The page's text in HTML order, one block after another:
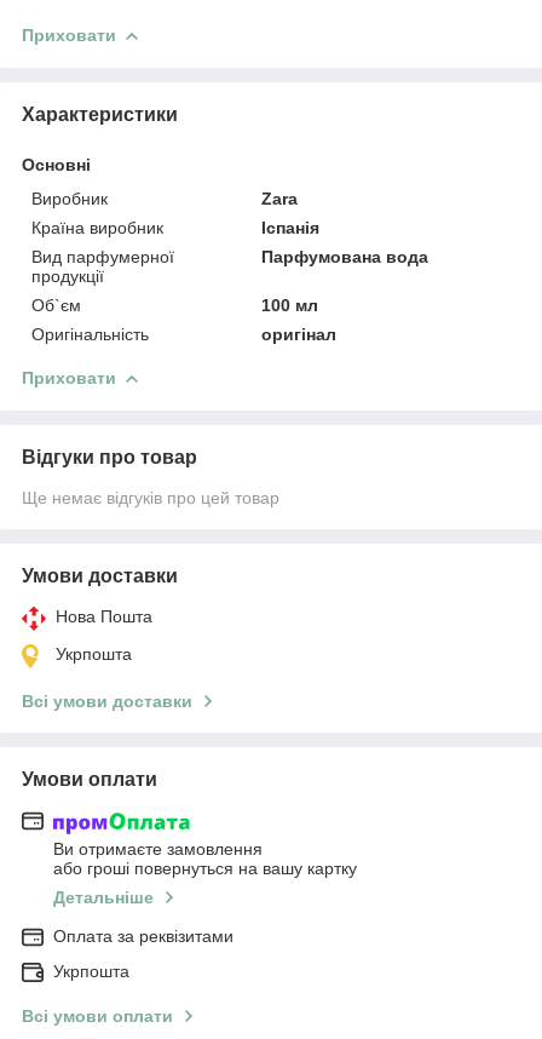
Приховати
Характеристики
Основні
Виробник
Zara
Країна виробник
Іспанія
Вид парфумерної
продукції
Парфумована вода
Об`єм
100 мл
Оригінальність
оригінал
Приховати
Відгуки про товар
Ще немає відгуків про цей товар
Умови доставки
Нова Пошта
Укрпошта
Всі умови доставки
Умови оплати
Ви отримаєте замовлення
або гроші повернуться на вашу картку
Детальніше
Оплата за реквізитами
Укрпошта
Всі умови оплати